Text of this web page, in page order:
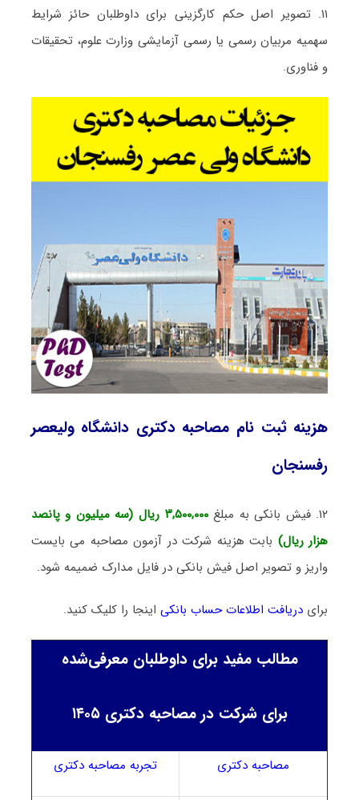
۱۱. تصویر اصل حکم کارگزینی برای داوطلبان حائز شرایط
سهمیه مربیان رسمی یا رسمی آزمایشی وزارت علوم، تحقیقات
و فناوری.
هزینه ثبت نام مصاحبه دکتری دانشگاه ولیعصر
رفسنجان
۱۲. فیش بانکی به مبلغ
۳,۵۰۰,۰۰۰ ریال (سه میلیون و پانصد
هزار ریال) بابت هزینه شرکت در آزمون مصاحبه می بایست
واریز و تصویر اصل فیش بانکی در فایل مدارک ضمیمه شود.
برای دریافت اطلاعات حساب بانکیاینجا را کلیک کنید.
مطالب مفید برای داوطلبان معرفی‌شده
برای شرکت در مصاحبه دکتری ۱۴۰۵
مصاحبه دکتری تجربه مصاحبه دکتری